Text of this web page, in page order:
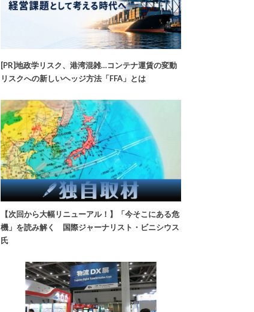
[PR]地政学リスク、港湾混雑…コンテナ運賃の変動
リスクへの新しいヘッジ方法「FFA」とは
【次回から大幅リニューアル！】「今そこにある危
機」を読み解く 国際ジャーナリスト・ビニシウス
氏